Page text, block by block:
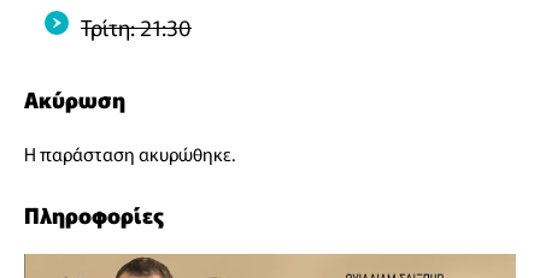
Τρίτη: 21:30
Ακύρωση
Η παράσταση ακυρώθηκε.
Πληροφορίες